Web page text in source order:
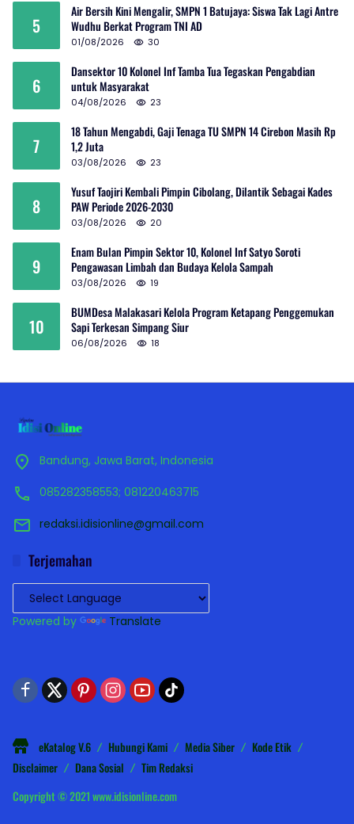
5
Air Bersih Kini Mengalir, SMPN 1 Batujaya: Siswa Tak Lagi Antre
Wudhu Berkat Program TNI AD
01/08/2026 30
6
Dansektor 10 Kolonel Inf Tamba Tua Tegaskan Pengabdian
untuk Masyarakat
04/08/2026 23
7
18 Tahun Mengabdi, Gaji Tenaga TU SMPN 14 Cirebon Masih Rp
1,2 Juta
03/08/2026 23
8
Yusuf Taojiri Kembali Pimpin Cibolang, Dilantik Sebagai Kades
PAW Periode 2026-2030
03/08/2026 20
9
Enam Bulan Pimpin Sektor 10, Kolonel Inf Satyo Soroti
Pengawasan Limbah dan Budaya Kelola Sampah
03/08/2026 19
10
BUMDesa Malakasari Kelola Program Ketapang Penggemukan
Sapi Terkesan Simpang Siur
06/08/2026 18
Bandung, Jawa Barat, Indonesia
085282358553; 081220463715
redaksi.idisionline@gmail.com
Terjemahan
Powered by Translate
eKatalog V.6 Hubungi Kami Media Siber
Kode Etik
Disclaimer
Dana Sosial
Tim Redaksi
Copyright © 2021 www.idisionline.com